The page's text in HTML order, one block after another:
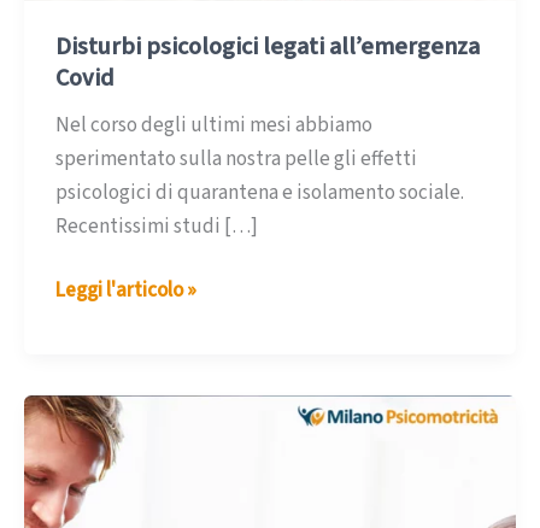
Disturbi psicologici legati all’emergenza
Covid
Nel corso degli ultimi mesi abbiamo
sperimentato sulla nostra pelle gli effetti
psicologici di quarantena e isolamento sociale.
Recentissimi studi […]
Disturbi
all’emergenza
Covid
Leggi l'articolo »